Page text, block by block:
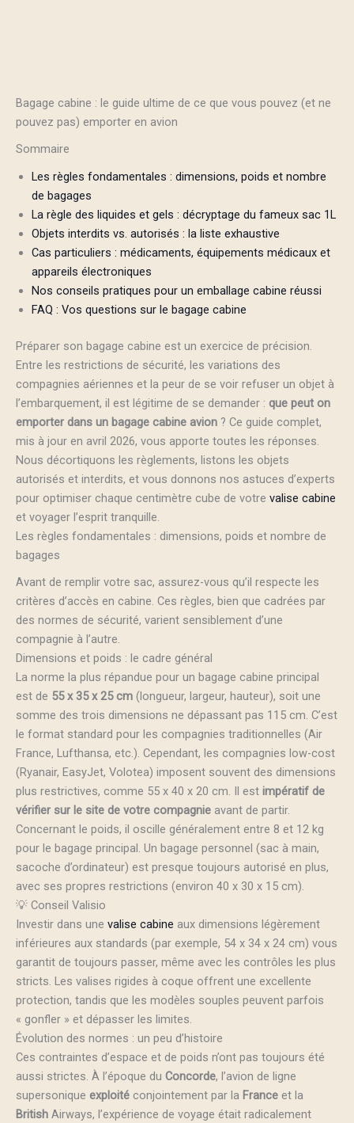
Bagage cabine : le guide ultime de ce que vous pouvez (et ne
pouvez pas) emporter en avion
Sommaire
Les règles fondamentales : dimensions, poids et nombre
de bagages
La règle des liquides et gels : décryptage du fameux sac 1L
Objets interdits vs. autorisés : la liste exhaustive
Cas particuliers : médicaments, équipements médicaux et
appareils électroniques
Nos conseils pratiques pour un emballage cabine réussi
FAQ : Vos questions sur le bagage cabine
Préparer son bagage cabine est un exercice de précision.
Entre les restrictions de sécurité, les variations des
compagnies aériennes et la peur de se voir refuser un objet à
l’embarquement, il est légitime de se demander : que peut on
emporter dans un bagage cabine avion ? Ce guide complet,
mis à jour en avril 2026, vous apporte toutes les réponses.
Nous décortiquons les règlements, listons les objets
autorisés et interdits, et vous donnons nos astuces d’experts
pour optimiser chaque centimètre cube de votre valise cabine
et voyager l’esprit tranquille.
Les règles fondamentales : dimensions, poids et nombre de
bagages
Avant de remplir votre sac, assurez-vous qu’il respecte les
critères d’accès en cabine. Ces règles, bien que cadrées par
des normes de sécurité, varient sensiblement d’une
compagnie à l’autre.
Dimensions et poids : le cadre général
La norme la plus répandue pour un bagage cabine principal
est de 55 x 35 x 25 cm (longueur, largeur, hauteur), soit une
somme des trois dimensions ne dépassant pas 115 cm. C’est
le format standard pour les compagnies traditionnelles (Air
France, Lufthansa, etc.). Cependant, les compagnies low-cost
(Ryanair, EasyJet, Volotea) imposent souvent des dimensions
plus restrictives, comme 55 x 40 x 20 cm. Il est impératif de
vérifier sur le site de votre compagnie avant de partir.
Concernant le poids, il oscille généralement entre 8 et 12 kg
pour le bagage principal. Un bagage personnel (sac à main,
sacoche d’ordinateur) est presque toujours autorisé en plus,
avec ses propres restrictions (environ 40 x 30 x 15 cm).
💡 Conseil Valisio
Investir dans une valise cabine aux dimensions légèrement
inférieures aux standards (par exemple, 54 x 34 x 24 cm) vous
garantit de toujours passer, même avec les contrôles les plus
stricts. Les valises rigides à coque offrent une excellente
protection, tandis que les modèles souples peuvent parfois
« gonfler » et dépasser les limites.
Évolution des normes : un peu d’histoire
Ces contraintes d’espace et de poids n’ont pas toujours été
aussi strictes. À l’époque du Concorde, l’avion de ligne
supersonique exploité conjointement par la France et la
British Airways, l’expérience de voyage était radicalement